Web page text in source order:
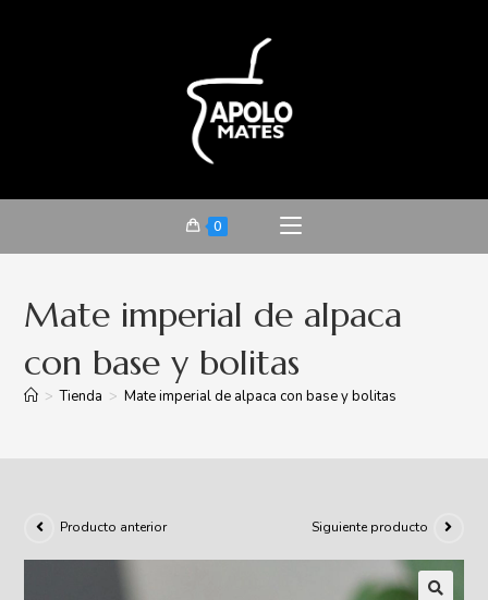
0
Mate imperial de alpaca
con base y bolitas
> Tienda > Mate imperial de alpaca con base y bolitas
Producto anterior Siguiente producto